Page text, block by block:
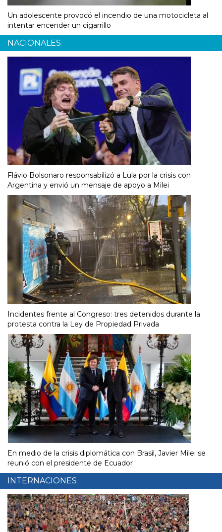
Un adolescente provocó el incendio de una motocicleta al
intentar encender un cigarrillo
NACIONALES
Flávio Bolsonaro responsabilizó a Lula por la crisis con
Argentina y envió un mensaje de apoyo a Milei
Incidentes frente al Congreso: tres detenidos durante la
protesta contra la Ley de Propiedad Privada
En medio de la crisis diplomática con Brasil, Javier Milei se
reunió con el presidente de Ecuador
INTERNACIONES